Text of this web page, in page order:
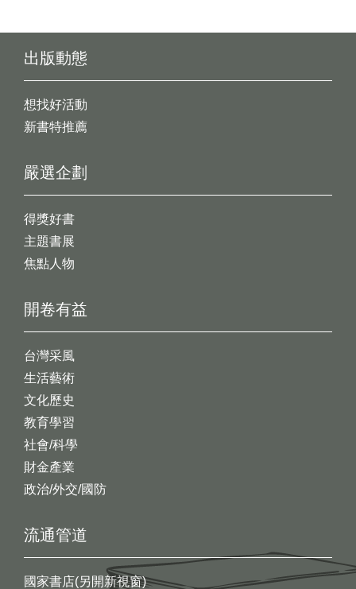
出版動態
想找好活動
新書特推薦
開卷有益
台灣采風
生活藝術
文化歷史
教育學習
社會/科學
財金產業
政治/外交/國防
嚴選企劃
得獎好書
主題書展
焦點人物
流通管道
國家書店(另開新視窗)